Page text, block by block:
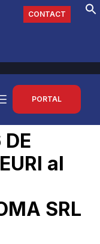
CONTACT
PORTAL
al
SRL